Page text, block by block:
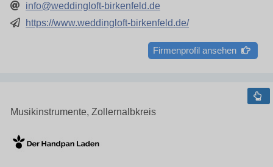
info@weddingloft-birkenfeld.de
https://www.weddingloft-birkenfeld.de/
Firmenprofil ansehen
Musikinstrumente, Zollernalbkreis